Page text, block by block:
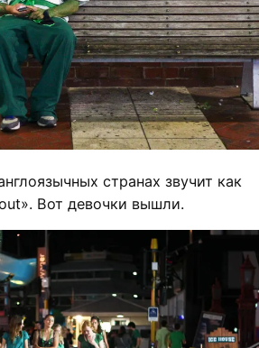
странах звучит как
Вот девочки вышли.